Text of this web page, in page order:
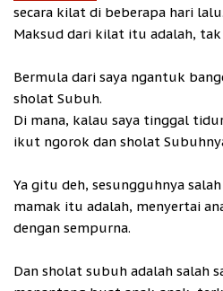
secara kilat di beberapa hari lalu.
Maksud dari kilat itu adalah, tak
Bermula dari saya ngantuk
sholat Subuh.
Di mana, kalau saya tinggal
ikut ngorok dan sholat
Ya gitu deh, sesungguhnya
mamak itu adalah, menyertai
dengan sempurna.
Dan sholat subuh adalah salah